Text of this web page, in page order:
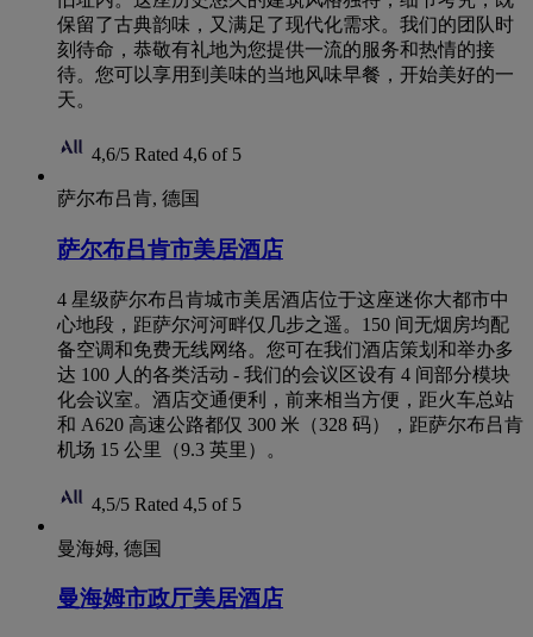
保留了古典韵味，又满足了现代化需求。我们的团队时
刻待命，恭敬有礼地为您提供一流的服务和热情的接
待。您可以享用到美味的当地风味早餐，开始美好的一
天。
4,6/5 Rated 4,6 of 5
萨尔布吕肯, 德国
萨尔布吕肯市美居酒店
4 星级萨尔布吕肯城市美居酒店位于这座迷你大都市中
心地段，距萨尔河河畔仅几步之遥。150 间无烟房均配
备空调和免费无线网络。您可在我们酒店策划和举办多
达 100 人的各类活动 - 我们的会议区设有 4 间部分模块
化会议室。酒店交通便利，前来相当方便，距火车总站
和 A620 高速公路都仅 300 米（328 码），距萨尔布吕肯
机场 15 公里（9.3 英里）。
4,5/5 Rated 4,5 of 5
曼海姆, 德国
曼海姆市政厅美居酒店